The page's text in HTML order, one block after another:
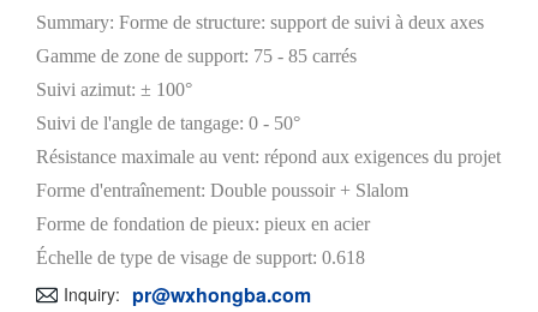
Summary: Forme de structure: support de suivi à deux axes
Gamme de zone de support: 75 - 85 carrés
Suivi azimut: ± 100°
Suivi de l'angle de tangage: 0 - 50°
Résistance maximale au vent: répond aux exigences du projet
Forme d'entraînement: Double poussoir + Slalom
Forme de fondation de pieux: pieux en acier
Échelle de type de visage de support: 0.618
Inquiry: pr@wxhongba.com